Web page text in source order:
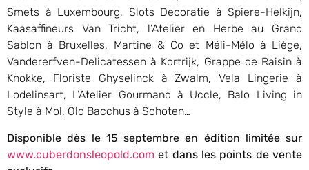
Smets à Luxembourg, Slots Decoratie à Spiere-Helkijn,
Kaasaffineurs Van Tricht, l’Atelier en Herbe au Grand
Sablon à Bruxelles, Martine & Co et Méli-Mélo à Liège,
Vandererfven-Delicatessen à Kortrijk, Grappe de Raisin à
Knokke, Floriste Ghyselinck à Zwalm, Vela Lingerie à
Lodelinsart, L’Atelier Gourmand à Uccle, Balo Living in
Style à Mol, Old Bacchus à Schoten…
Disponible dès le 15 septembre en édition limitée sur
www.cuberdonsleopold.com et dans les points de vente